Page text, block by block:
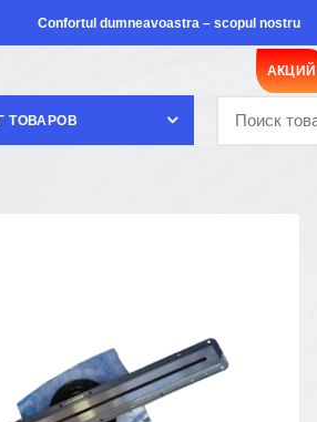
Confortul dumneavoastra – scopul nostru
АКЦИЙ
ТОВАРОВ